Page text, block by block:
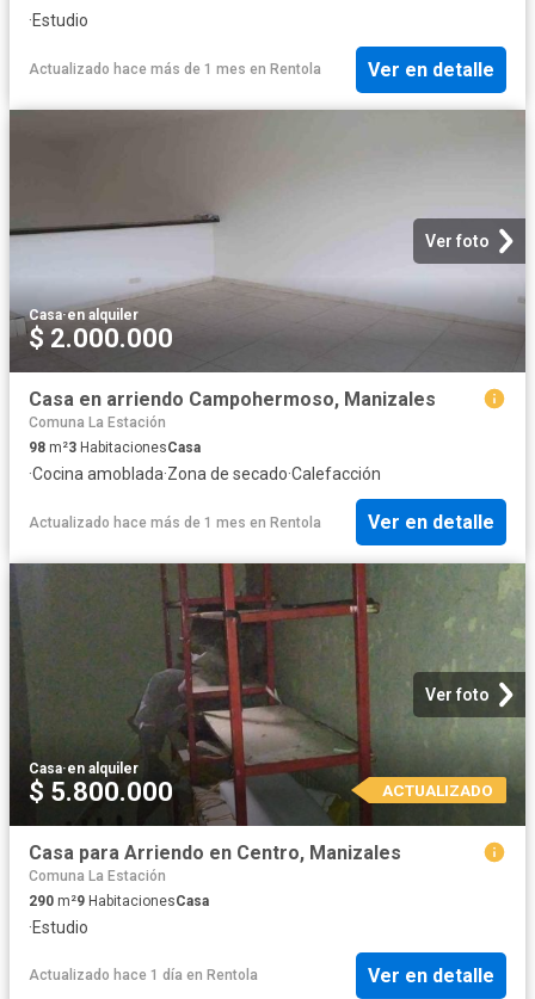
·Estudio
Actualizado hace más de 1 mes en Rentola Ver en detalle
Ver foto
Casa·en alquiler
$ 2.000.000
Casa en arriendo Campohermoso, Manizales
Comuna La Estación
98 m²3 HabitacionesCasa
·Cocina amoblada·Zona de secado·Calefacción
Actualizado hace más de 1 mes en Rentola Ver en detalle
Ver foto
Casa·en alquiler
$ 5.800.000 ACTUALIZADO
Casa para Arriendo en Centro, Manizales
Comuna La Estación
290 m²9 HabitacionesCasa
·Estudio
Actualizado hace 1 día en Rentola Ver en detalle